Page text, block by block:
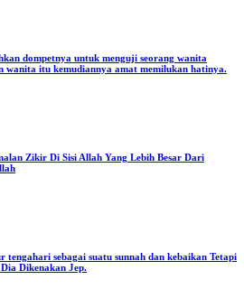
dompetnya untuk menguji seorang wanita
wanita itu kemudiannya amat memilukan hatinya.
Zikir Di Sisi Allah Yang Lebih Besar Dari
tengahari sebagai suatu sunnah dan kebaikan Tetapi
Dikenakan Jep.